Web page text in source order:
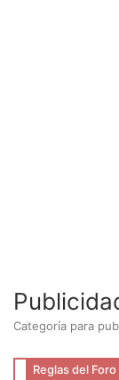
Categoría para
Reglas del Foro